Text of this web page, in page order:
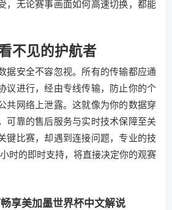
，无论赛事画面如何高速切换，都能
不见的护航者
据安全不容忽视。所有的传输都应通
议进行，经由专线传输，防止你的个
共网络上泄露。这就像为你的数据穿
可靠的售后服务与实时技术保障至关
键比赛，却遇到连接问题，专业的技
时的即时支持，将直接决定你的观赛
享美加墨世界杯中文解说